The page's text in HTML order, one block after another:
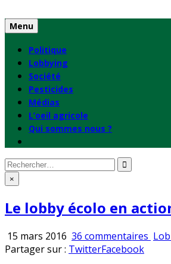
to
content
Menu
Politique
Lobbying
Société
Pesticides
Médias
L’oeil agricole
Qui sommes nous ?
Rechercher
: ×
Le lobby écolo en
15 mars 2016 36 commentaires sur
Partager sur : TwitterFacebook